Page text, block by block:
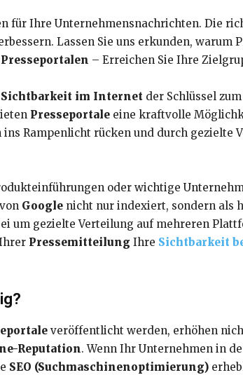
für Ihre Unternehmensnachrichten. Die
Lassen Sie uns erkunden,
Presseportalen – Erreichen Sie Ihre
Sichtbarkeit im Internet der Schlüssel
Presseportale eine kraftvolle
Rampenlicht rücken und durch gezielte
oder wichtige
Google nicht nur indexiert, sondern als
um gezielte Verteilung auf mehreren
Pressemitteilung Ihre Sichtbarkeit
veröffentlicht werden, erhöhen
Reputation. Wenn Ihr Unternehmen in
SEO (Suchmaschinenoptimierung)